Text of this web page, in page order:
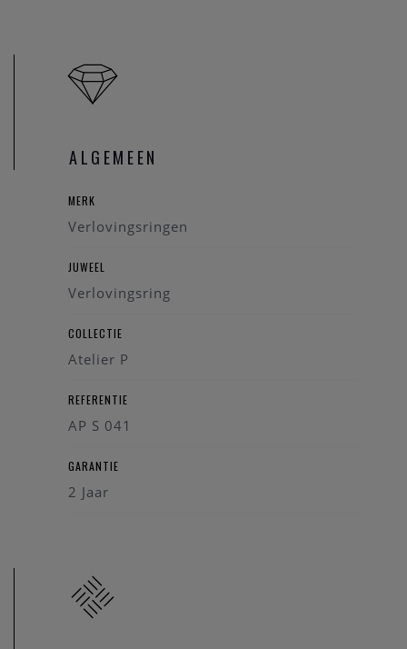
specifiek Atelier P verlovingsring, zoals ook de huidige prijs
van een verloving ring, kan u een bericht zenden via
We brengen u graag op de hoogte.
ALGEMEEN
MERK
Verlovingsringen
JUWEEL
Verlovingsring
COLLECTIE
Atelier P
REFERENTIE
AP S 041
GARANTIE
2 Jaar